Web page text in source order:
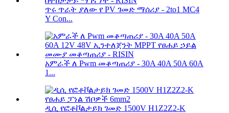
ጥሩ ጥራት ያለው የ PV ገመድ ማሰሪያ - 2to1 MC4
Y Con...
አምራች ለ Pwm መቆጣጠሪያ - 30A 40A 50A 60A
1...
ዲሲ የፎቶቮልታይክ ገመድ 1500V H1Z2Z2-K